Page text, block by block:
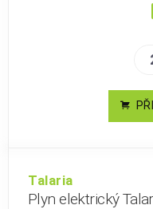
Talaria
Plyn elektrický